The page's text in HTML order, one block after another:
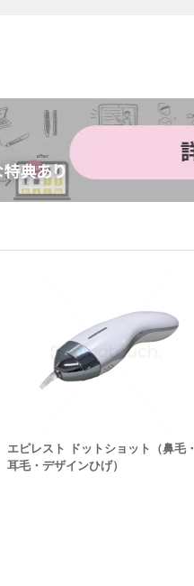
エピレスト ドットショット（鼻毛・
耳毛・デザインひげ）